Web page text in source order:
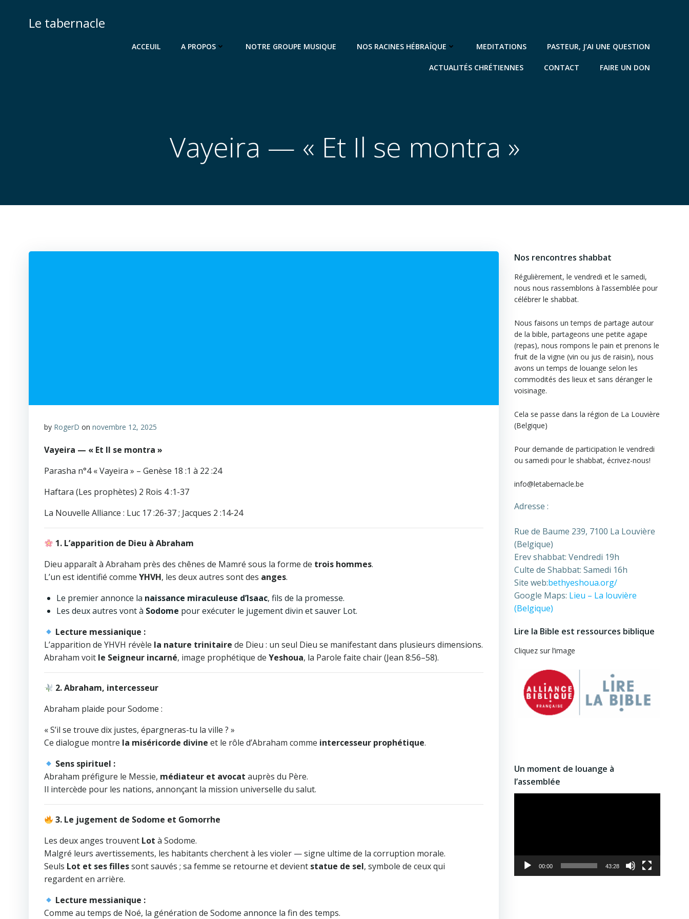
contenuLe tabernacle
ACCEUIL A PROPOS NOTRE GROUPE MUSIQUE NOS RACINES HÉBRAÏQUE MEDITATIONS PASTEUR, J’AI UNE QUESTION
ACTUALITÉS CHRÉTIENNES CONTACT FAIRE UN DON
Vayeira — « Et Il se montra »
by RogerD on novembre 12, 2025
Vayeira — « Et Il se montra »
Parasha n°4 « Vayeira » – Genèse 18 :1 à 22 :24
Haftara (Les prophètes) 2 Rois 4 :1-37
La Nouvelle Alliance : Luc 17 :26-37 ; Jacques 2 :14-24
1. L’apparition de Dieu à Abraham
Dieu apparaît à Abraham près des chênes de Mamré sous la forme de trois hommes.
L’un est identifié comme YHVH, les deux autres sont des anges.
Le premier annonce la naissance miraculeuse d’Isaac, fils de la promesse.
Les deux autres vont à Sodome pour exécuter le jugement divin et sauver Lot.
Lecture messianique :
L’apparition de YHVH révèle la nature trinitaire de Dieu : un seul Dieu se manifestant dans plusieurs dimensions.
Abraham voit le Seigneur incarné, image prophétique de Yeshoua, la Parole faite chair (Jean 8:56–58).
2. Abraham, intercesseur
Abraham plaide pour Sodome :
« S’il se trouve dix justes, épargneras-tu la ville ? »
Ce dialogue montre la miséricorde divine et le rôle d’Abraham comme intercesseur prophétique.
Sens spirituel :
Abraham préfigure le Messie, médiateur et avocat auprès du Père.
Il intercède pour les nations, annonçant la mission universelle du salut.
3. Le jugement de Sodome et Gomorrhe
Les deux anges trouvent Lot à Sodome.
Malgré leurs avertissements, les habitants cherchent à les violer — signe ultime de la corruption morale.
Seuls Lot et ses fillessont sauvés ; sa femme se retourne et devient statue de sel, symbole de ceux qui
regardent en arrière.
Lecture messianique :
Comme au temps de Noé, la génération de Sodome annonce la fin des temps.
Nos rencontres shabbat
Régulièrement, le vendredi et le samedi,
nous nous rassemblons à l’assemblée pour
célébrer le shabbat.
Nous faisons un temps de partage autour
de la bible, partageons une petite agape
(repas), nous rompons le pain et prenons le
fruit de la vigne (vin ou jus de raisin), nous
avons un temps de louange selon les
commodités des lieux et sans déranger le
voisinage.
Cela se passe dans la région de La Louvière
(Belgique)
Pour demande de participation le vendredi
ou samedi pour le shabbat, écrivez-nous!
info@letabernacle.be
Adresse :
Rue de Baume 239, 7100 La Louvière
(Belgique)
Erev shabbat: Vendredi 19h
Culte de Shabbat: Samedi 16h
Site web:bethyeshoua.org/
Google Maps: Lieu – La louvière
(Belgique)
Lire la Bible est ressources biblique
Cliquez sur l’image
Un moment de louange à
l’assemblée
00:00 43:28